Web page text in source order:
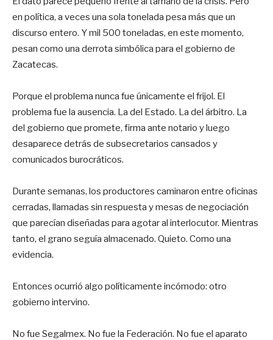
en política, a veces una sola tonelada pesa más que un
discurso entero. Y mil 500 toneladas, en este momento,
pesan como una derrota simbólica para el gobierno de
Zacatecas.
Porque el problema nunca fue únicamente el frijol. El
problema fue la ausencia. La del Estado. La del árbitro. La
del gobierno que promete, firma ante notario y luego
desaparece detrás de subsecretarios cansados y
comunicados burocráticos.
Durante semanas, los productores caminaron entre oficinas
cerradas, llamadas sin respuesta y mesas de negociación
que parecían diseñadas para agotar al interlocutor. Mientras
tanto, el grano seguía almacenado. Quieto. Como una
evidencia.
Entonces ocurrió algo políticamente incómodo: otro
gobierno intervino.
No fue Segalmex. No fue la Federación. No fue el aparato